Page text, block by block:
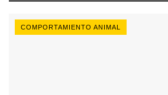
COMPORTAMIENTO ANIMAL